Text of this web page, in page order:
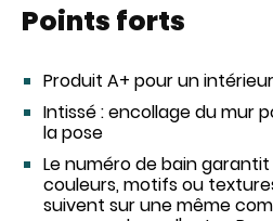
Points forts
Produit A+ pour un
Intissé : encollage du mur
la pose
Le numéro de bain
couleurs, motifs ou
suivent sur une même